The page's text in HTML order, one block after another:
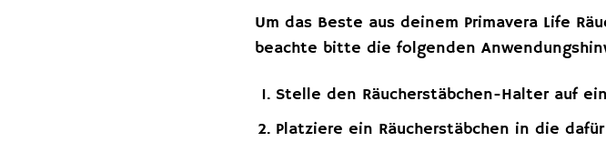
Um das Beste aus deinem Primavera Life
beachte bitte die folgenden
Stelle den Räucherstäbchen-Halter auf
Platziere ein Räucherstäbchen in die